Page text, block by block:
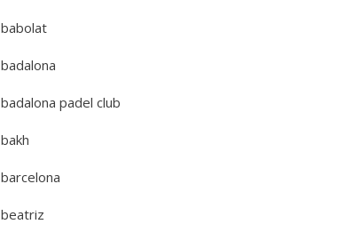
babolat
badalona
badalona padel club
bakh
barcelona
beatriz